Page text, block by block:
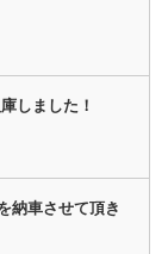
しました！
納車させて頂き